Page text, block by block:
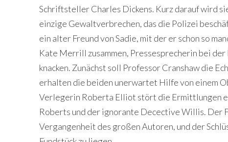
Schriftsteller Charles Dickens. Kurz darauf wird
einzige Gewaltverbrechen, das die Polizei
ein alter Freund von Sadie, mit der er schon so
Kate Merrill zusammen, Pressesprecherin bei der
knacken. Zunächst soll Professor Cranshaw die
erhalten die beiden unerwartet Hilfe von einem
Verlegerin Roberta Elliot stört die Ermittlungen
Roberts und der ignorante Decective Willis. Der
Vergangenheit des großen Autoren, und der